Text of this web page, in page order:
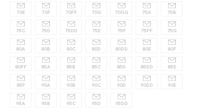
70E 70F 70FF 70G 70GG 75A 75B
75C 75D 75DD 75E 75F 75FF 75G
80A 80B 80C 80D 80DD 80E 80F
80FF 85A 85B 85C 85D 85DD 85E
85F 90A 90B 90C 90D 90DD 90E
95A 95B 95C 95D 95DD